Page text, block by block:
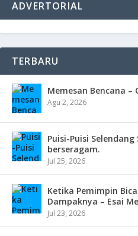
ADVERTORIAL
TERBARU
Memesan Bencana –
Agu 2, 2026
Puisi-Puisi
berseragam.
Jul 25, 2026
Ketika Pemimpin
Dampaknya – Esai
Jul 23, 2026